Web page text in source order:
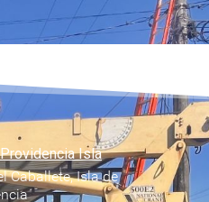
Isla
Caballete, Isla de